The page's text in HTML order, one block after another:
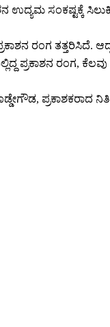
ಉದ್ಯಮ ಸಂಕಷ್ಟಕ್ಕೆ
ರಂಗ ತತ್ತರಿಸಿದೆ.
ಪ್ರಕಾಶನ ರಂಗ,